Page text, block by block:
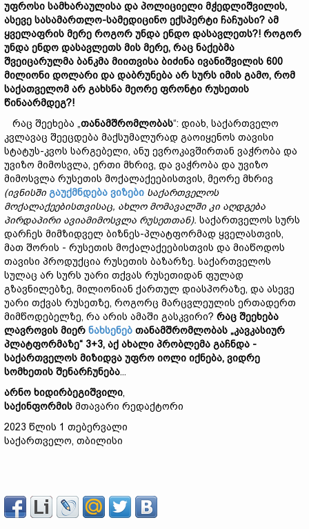
უფროსი სამხარაულისა და პოლიციელი მჭედლიშვილის,
ასევე სასამართლო-სამედიცინო ექსპერტი ჩაჩუასი? ამ
ყველაფრის მერე როგორ უნდა ენდო დასავლეთს?! როგორ
უნდა ენდო დასავლეთს მის მერე, რაც ნაქებმა
შვეიცარულმა ბანკმა მიითვისა ბიძინა ივანიშვილის 600
მილიონი დოლარი და დაბრუნება არ სურს იმის გამო, რომ
საქათველომ არ გახსნა მეორე ფრონტი რუსეთის
წინაარმდეგ?!
რაც შეეხება „თანამშრომლობას“: დიახ, საქართველო
კვლავაც შეეცდება მაქსუმალურად გაოიყენოს თავისი
სტატუს-კვოს სარგებელი, ანუ ევროკავშირთან ვაჭრობა და
უვიზო მიმოსვლა, ერთი მხრივ, და ვაჭრობა და უვიზო
მიმოსვლა რუსეთის მოქალაქეებისთვის, მეორე მხრივ
(ივნისში გაუქმნდება ვიზები საქართველოს
მოქალაქეებისთვისაც, ახლო მომავალში კი აღდგება
პირდაპირი ავიამიმოსვლა რუსეთთან). საქართველოს სურს
დარჩეს მიმზიდველ ბიზნეს-პლატფორმად ყველასთვის,
მათ შორის - რუსეთის მოქალაქეებისთვის და მიაწოდოს
თავისი პროდუქცია რუსეთის ბაზარზე. საქართველოს
სულაც არ სურს უარი თქვას რუსეთიდან ფულად
გზავნილებზე, მილიონიან ქართულ დიასპორაზე, და ასევე
უარი თქვას რუსეთზე, როგორც მარცვლეულის ერთადერთ
მიმწოდებელზე, რა არის ამაში გასკვირი? რაც შეეხება
ლავროვის მიერ ნახსენებ თანამშრომლობას „კავკასიურ
პლატფორმაზე“ 3+3, აქ ახალი პრობლემა გაჩნდა -
საქართველოს მიზიდვა უფრო იოლი იქნება, ვიდრე
სომხეთის შენარჩუნება...
არნო ხიდირბეგიშვილი,
საქინფორმის მთავარი რედაქტორი
2023 წლის 1 თებერვალი
საქართველო, თბილისი